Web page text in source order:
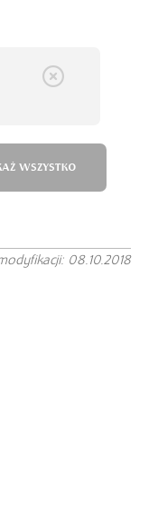
WSZYSTKO
08.10.2018